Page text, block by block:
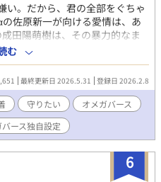
い。だから、君の全部をぐちゃ
佐原新一が向ける愛情は、あ
田陽萌樹は、その暴力的なま
ていく。惹かれている自覚が
を許せず、心を閉ざさる終え
り、マスクをし、誰とも会話で
生αの佐伯宗輔が現れる。陽萌
大切に慈しむ宗輔。初めて知
と、獲物を奪われまいと暴走
く先は――。 かなりハードなの
れΩはどう生きる？ が読めた
新お知らせ 見守ってくれてあ
！ 2026/5/31 この話はJ庭60
む
最終更新日 2026.5.31 登録日 2026.2.8
守りたい
オメガバース
ース独自設定
6